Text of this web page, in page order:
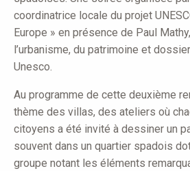
coordinatrice locale du projet
Europe » en présence de Paul
l’urbanisme, du patrimoine et
Unesco.
Au programme de cette deuxième
thème des villas, des ateliers où
citoyens a été invité à dessiner un
souvent dans un quartier spadois
groupe notant les éléments